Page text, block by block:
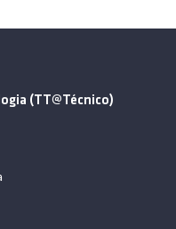
(TT@Técnico)